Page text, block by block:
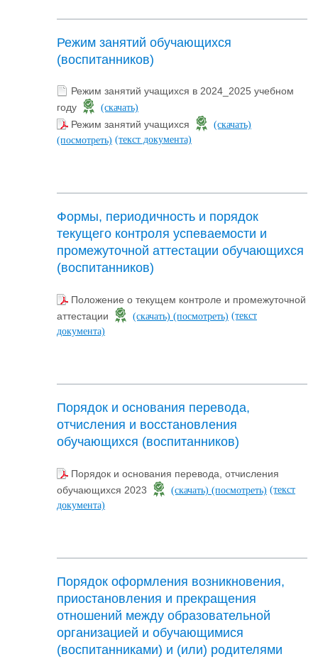
Режим занятий обучающихся
(воспитанников)
Режим занятий учащихся в 2024_2025 учебном
году
(скачать)
Режим занятий учащихся
(скачать)
(посмотреть) (текст документа)
Формы, периодичность и порядок
текущего контроля успеваемости и
промежуточной аттестации обучающихся
(воспитанников)
Положение о текущем контроле и промежуточной
аттестации
(скачать) (посмотреть) (текст
документа)
Порядок и основания перевода,
отчисления и восстановления
обучающихся (воспитанников)
Порядок и основания перевода, отчисления
обучающихся 2023
(скачать) (посмотреть) (текст
документа)
Порядок оформления возникновения,
приостановления и прекращения
отношений между образовательной
организацией и обучающимися
(воспитанниками) и (или) родителями